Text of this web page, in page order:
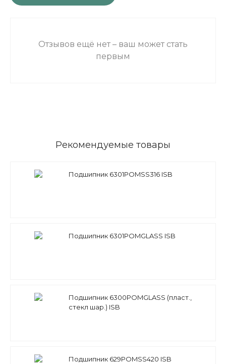
Отзывов ещё нет – ваш может стать
первым
Рекомендуемые товары
Подшипник 6301POMSS316 ISB
Подшипник 6301POMGLASS ISB
Подшипник 6300POMGLASS (пласт.,
стекл шар.) ISB
Подшипник 629POMSS420 ISB